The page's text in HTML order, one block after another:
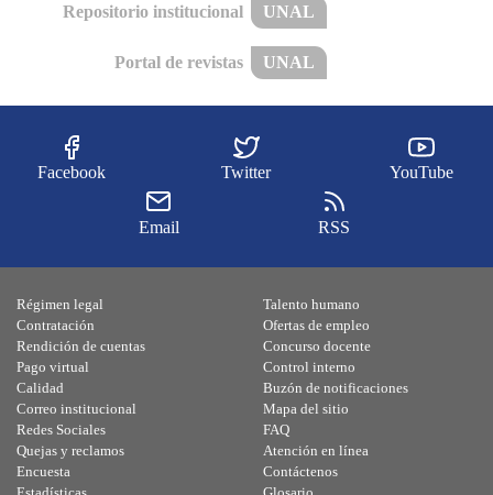
Repositorio institucional UNAL
Portal de revistas UNAL
Facebook Twitter YouTube
Email RSS
Régimen legal
Contratación
Rendición de cuentas
Pago virtual
Calidad
Talento humano
Ofertas de empleo
Concurso docente
Control interno
Buzón de notificaciones
Correo institucional
Redes Sociales
Quejas y reclamos
Encuesta
Mapa del sitio
FAQ
Atención en línea
Contáctenos